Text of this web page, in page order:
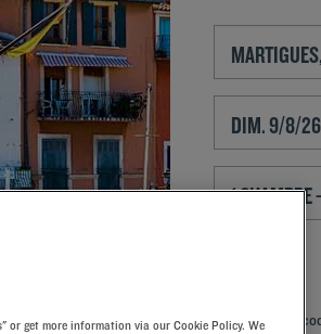
Navigate
Ajouter un
or get more information via our Cookie Policy. We